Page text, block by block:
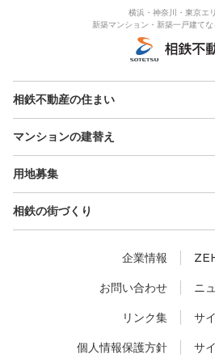
横浜・神奈川・東京エ
新築マンション・新築一戸建て
相鉄不動産の住まい
マンションの建替え
用地募集
相鉄の街づくり
企業情報
お問い合わせ ニ
リンク集 サ
個人情報保護方針 サ